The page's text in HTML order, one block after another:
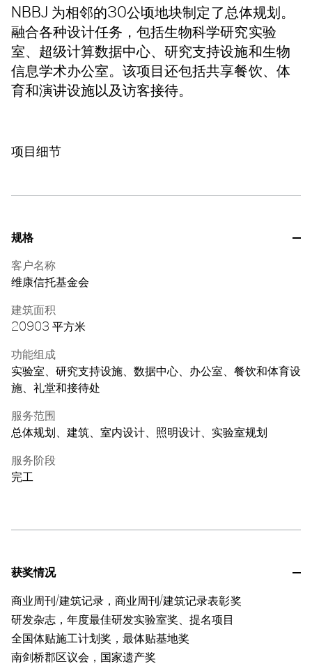
NBBJ 为相邻的30公顷地块制定了总体规划。
融合各种设计任务，包括生物科学研究实验
室、超级计算数据中心、研究支持设施和生物
信息学术办公室。该项目还包括共享餐饮、体
育和演讲设施以及访客接待。
项目细节
规格
客户名称
维康信托基金会
建筑面积
20903 平方米
功能组成
实验室、研究支持设施、数据中心、办公室、餐饮和体育设
施、礼堂和接待处
服务范围
总体规划、建筑、室内设计、照明设计、实验室规划
服务阶段
完工
获奖情况
商业周刊/建筑记录，商业周刊/建筑记录表彰奖
研发杂志，年度最佳研发实验室奖、提名项目
全国体贴施工计划奖，最体贴基地奖
南剑桥郡区议会，国家遗产奖